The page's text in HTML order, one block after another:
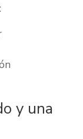
y una